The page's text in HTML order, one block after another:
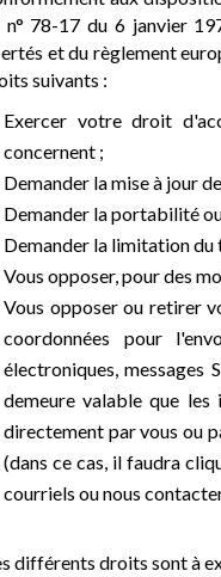
n° 78-17 du 6 janvier
et du règlement
suivants :
Exercer votre droit
concernent ;
Demander la mise à jour
Demander la portabilité
Demander la limitation du
Vous opposer, pour des
Vous opposer ou retirer
coordonnées pour
électroniques, messages
demeure valable que les
directement par vous ou
(dans ce cas, il faudra
courriels ou nous
différents droits sont à